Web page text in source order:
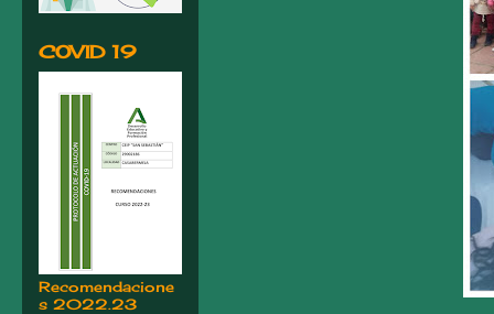
COVID 19
Recomendacione
s 2022.23